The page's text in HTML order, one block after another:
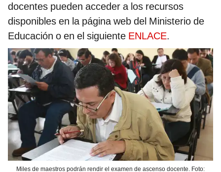
docentes pueden acceder a los recursos
disponibles en la página web del Ministerio de
Educación o en el siguiente ENLACE.
Miles de maestros podrán rendir el examen de ascenso docente. Foto: